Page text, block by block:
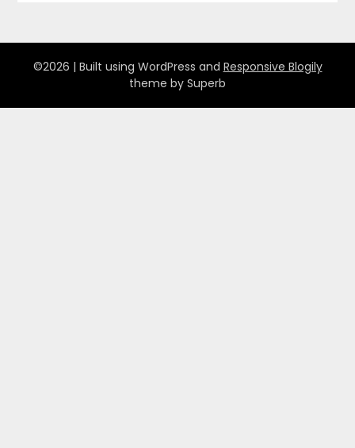
©2026 | Built using WordPress and Responsive Blogily
theme by Superb